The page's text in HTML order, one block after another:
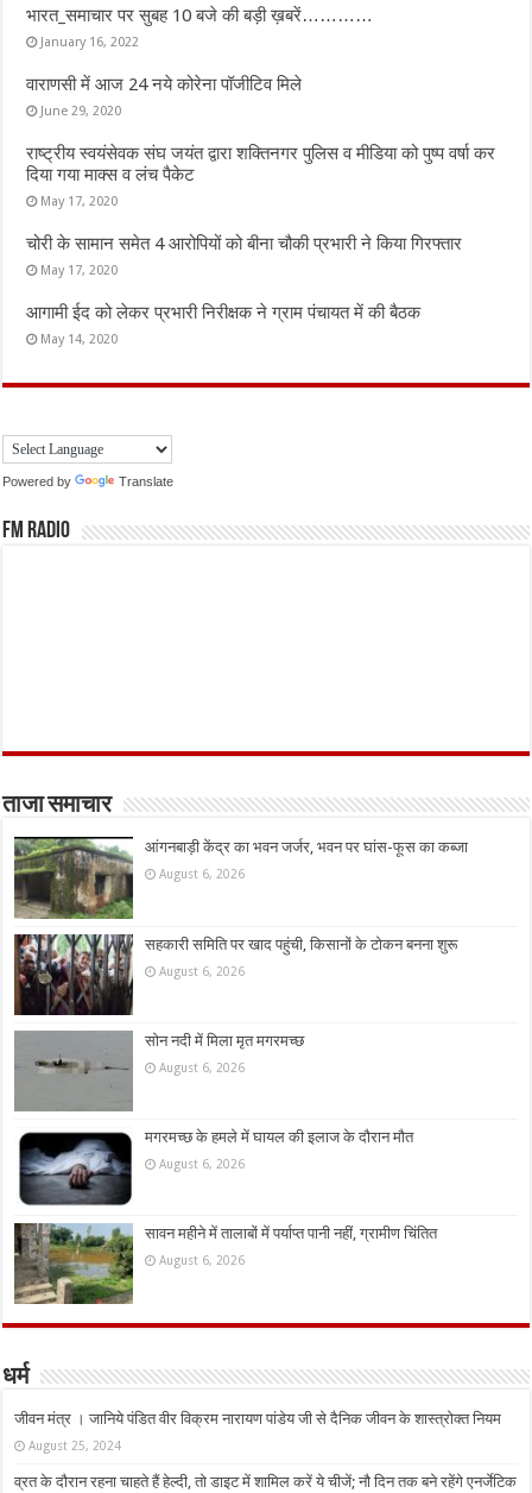
भारत_समाचार पर सुबह 10 बजे की बड़ी ख़बरें…………
January 16, 2022
वाराणसी में आज 24 नये कोरेना पॉजीटिव मिले
June 29, 2020
राष्ट्रीय स्वयंसेवक संघ जयंत द्वारा शक्तिनगर पुलिस व मीडिया को पुष्प वर्षा कर
दिया गया माक्स व लंच पैकेट
May 17, 2020
चोरी के सामान समेत 4 आरोपियों को बीना चौकी प्रभारी ने किया गिरफ्तार
May 17, 2020
आगामी ईद को लेकर प्रभारी निरीक्षक ने ग्राम पंचायत में की बैठक
May 14, 2020
Powered by Translate
FM Radio
ताजा समाचार
आंगनबाड़ी केंद्र का भवन जर्जर, भवन पर घांस-फूस का कब्जा
August 6, 2026
सहकारी समिति पर खाद पहुंची, किसानों के टोकन बनना शुरू
August 6, 2026
सोन नदी में मिला मृत मगरमच्छ
August 6, 2026
मगरमच्छ के हमले में घायल की इलाज के दौरान मौत
August 6, 2026
सावन महीने में तालाबों में पर्याप्त पानी नहीं, ग्रामीण चिंतित
August 6, 2026
धर्म
जीवन मंत्र । जानिये पंडित वीर विक्रम नारायण पांडेय जी से दैनिक जीवन के शास्त्रोक्त नियम
August 25, 2024
व्रत के दौरान रहना चाहते हैं हेल्दी, तो डाइट में शामिल करें ये चीजें; नौ दिन तक बने रहेंगे एनर्जेटिक